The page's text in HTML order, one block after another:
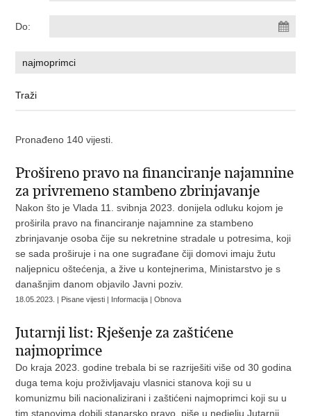
Do:
Pronađeno 140 vijesti.
Prošireno pravo na financiranje najamnine
za privremeno stambeno zbrinjavanje
Nakon što je Vlada 11. svibnja 2023. donijela odluku kojom je
proširila pravo na financiranje najamnine za stambeno
zbrinjavanje osoba čije su nekretnine stradale u potresima, koji
se sada proširuje i na one sugrađane čiji domovi imaju žutu
naljepnicu oštećenja, a žive u kontejnerima, Ministarstvo je s
današnjim danom objavilo Javni poziv.
18.05.2023. | Pisane vijesti | Informacija | Obnova
Jutarnji list: Rješenje za zaštićene
najmoprimce
Do kraja 2023. godine trebala bi se razriješiti više od 30 godina
duga tema koju proživljavaju vlasnici stanova koji su u
komunizmu bili nacionalizirani i zaštićeni najmoprimci koji su u
tim stanovima dobili stanarsko pravo, piše u nedjelju Jutarnji